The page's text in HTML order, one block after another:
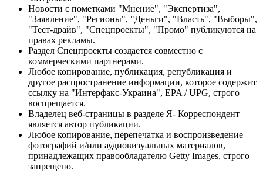
Новости с пометками "Мнение", "Экспертиза",
"Заявление", "Регионы", "Деньги", "Власть", "Выборы",
"Тест-драйв", "Спецпроекты", "Промо" публикуются на
правах рекламы.
Раздел Спецпроекты создается совместно с
коммерческими партнерами.
Любое копирование, публикация, републикация и
другое распространение информации, которое содержит
ссылку на "Интерфакс-Украина", EPA / UPG, строго
воспрещается.
Владелец веб-страницы в разделе Я- Корреспондент
является автор публикации.
Любое копирование, перепечатка и воспроизведение
фотографий и/или аудиовизуальных материалов,
принадлежащих правообладателю Getty Images, строго
запрещено.